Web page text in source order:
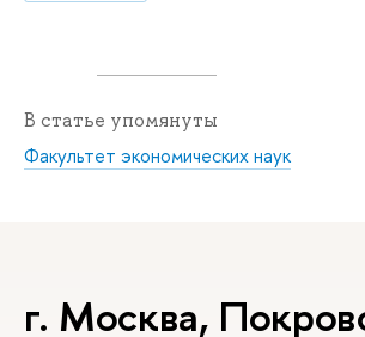
В статье упомянуты
Факультет экономических наук
г. Москва,